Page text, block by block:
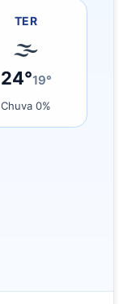
TER
🌫
24°19°
Chuva 0%